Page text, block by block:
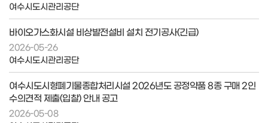
여수시도시관리공단
바이오가스화시설 비상발전설비 설치 전기공사(긴급)
2026-05-26
여수시도시관리공단
여수시도시형폐기물종합처리시설 2026년도 공정약품 8종 구매 2인
수의견적 제출(입찰) 안내 공고
2026-05-08